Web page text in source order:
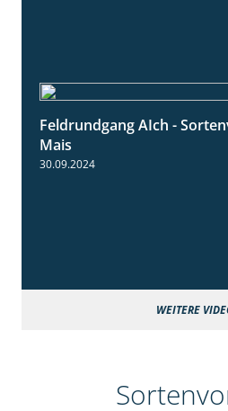
Feldrundgang AIch -
Mais
30.09.2024
WEITERE